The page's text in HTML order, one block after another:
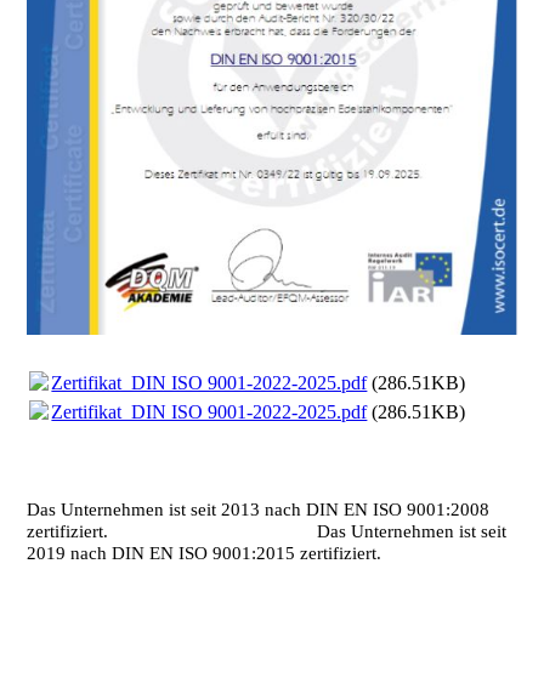
Zertifikat_DIN ISO 9001-2022-2025.pdf(286.51KB)
Zertifikat_DIN ISO 9001-2022-2025.pdf(286.51KB)
Das Unternehmen ist seit 2013 nach DIN EN ISO 9001:2008
zertifiziert. Das Unternehmen ist seit
2019 nach DIN EN ISO 9001:2015 zertifiziert.